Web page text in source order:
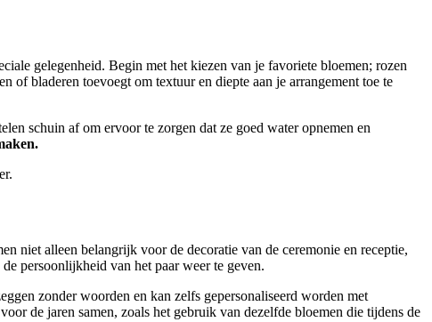
gelegenheid. Begin met het kiezen van je favoriete bloemen; rozen
bladeren toevoegt om textuur en diepte aan je arrangement toe te
schuin af om ervoor te zorgen dat ze goed water opnemen en
niet alleen belangrijk voor de decoratie van de ceremonie en receptie,
persoonlijkheid van het paar weer te geven.
zonder woorden en kan zelfs gepersonaliseerd worden met
de jaren samen, zoals het gebruik van dezelfde bloemen die tijdens de